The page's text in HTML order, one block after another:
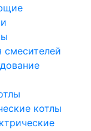
котлы